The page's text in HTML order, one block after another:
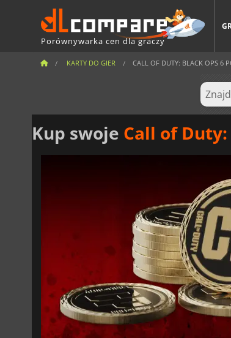
Porównywarka cen dla graczy
KARTY DO GIER CALL OF DUTY: BLACK OPS 6
Kup swoje Call of